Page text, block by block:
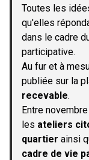
Toutes les
qu'elles
dans le cadre
participative.
Au fur et à
publiée sur la
recevable.
Entre
les ateliers
quartier ainsi
cadre de vie